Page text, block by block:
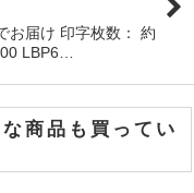
お届け 印字枚数： 約
LBP6…
商品も買ってい